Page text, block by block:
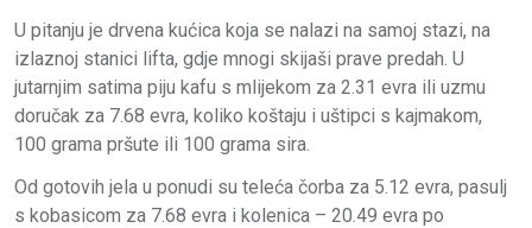
U pitanju je drvena kućica koja se nalazi na samoj stazi, na
izlaznoj stanici lifta, gdje mnogi skijaši prave predah. U
jutarnjim satima piju kafu s mlijekom za 2.31 evra ili uzmu
doručak za 7.68 evra, koliko koštaju i uštipci s kajmakom,
100 grama pršute ili 100 grama sira.
Od gotovih jela u ponudi su teleća čorba za 5.12 evra, pasulj
s kobasicom za 7.68 evra i kolenica – 20.49 evra po